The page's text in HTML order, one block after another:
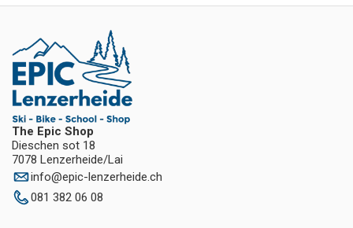
The Epic Shop
Dieschen sot 18
7078 Lenzerheide/Lai
info@epic-lenzerheide.ch
081 382 06 08